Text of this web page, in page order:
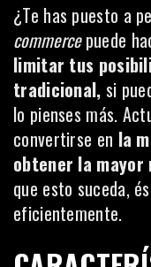
¿Te has puesto a
commercepuede
limitar tus
tradicional, si
lo pienses más.
convertirse en la
obtener la
que esto suceda,
eficientemente.